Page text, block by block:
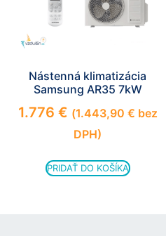
Nástenná klimatizácia
Samsung AR35 7kW
1.776 € (1.443,90 € bez
DPH)
PRIDAŤ DO KOŠÍKA